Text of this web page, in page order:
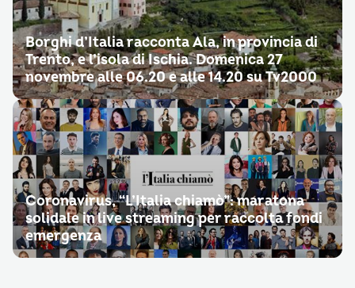
Borghi d’Italia racconta Ala, in provincia di
Trento, e l’isola di Ischia. Domenica 27
novembre alle 06.20 e alle 14.20 su Tv2000
Coronavirus, “L’Italia chiamò”: maratona
solidale in live streaming per raccolta fondi
emergenza